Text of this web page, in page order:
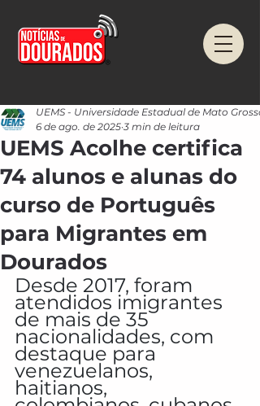
UEMS Acolhe certifica
74 alunos e alunas do
curso de Português
para Migrantes em
Dourados
UEMS - Universidade Estadual de Mato
6 de ago. de 2025 3 min de leitura
Desde 2017, foram
atendidos imigrantes
de mais de 35
nacionalidades, com
destaque para
venezuelanos,
haitianos,